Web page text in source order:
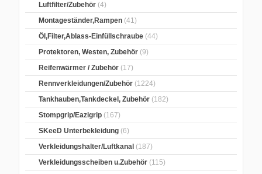
Luftfilter/Zubehör (4)
Montageständer,Rampen (41)
Öl,Filter,Ablass-Einfüllschraube (44)
Protektoren, Westen, Zubehör (9)
Reifenwärmer / Zubehör (17)
Rennverkleidungen/Zubehör (1224)
Tankhauben,Tankdeckel, Zubehör (182)
Stompgrip/Eazigrip (167)
SKeeD Unterbekleidung (6)
Verkleidungshalter/Luftkanal (187)
Verkleidungsscheiben u.Zubehör (115)